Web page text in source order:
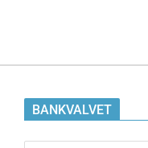
BANKVALVET